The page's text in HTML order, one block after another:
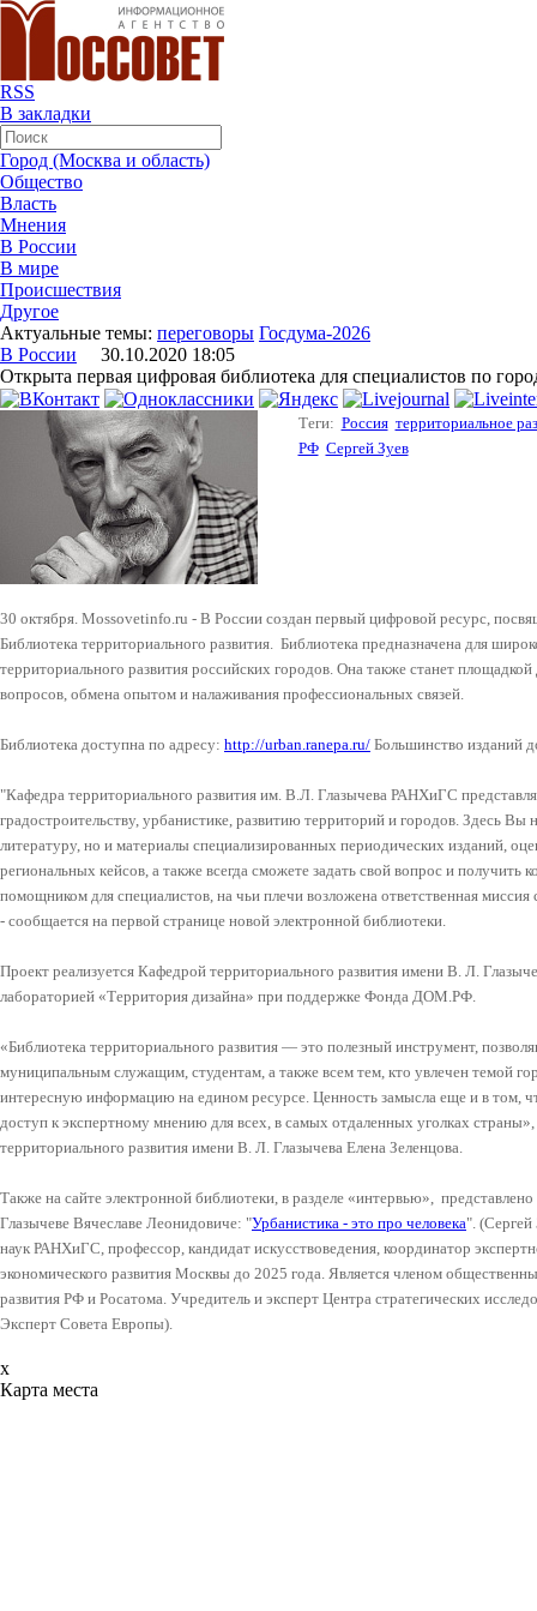
RSS
В закладки
Город (Москва и область)
Общество
Власть
Мнения
В России
В мире
Происшествия
Другое
Актуальные темы: переговоры Госдума-2026
В России 30.10.2020 18:05
Открыта первая цифровая библиотека для специалистов по
Теги: Россия территориальное
РФ Сергей Зуев
30 октября. Mossovetinfo.ru - В России создан первый цифровой ресурс,
Библиотека территориального развития. Библиотека предназначена для
территориального развития российских городов. Она также станет
вопросов, обмена опытом и налаживания профессиональных связей.
Библиотека доступна по адресу: http://urban.ranepa.ru/ Большинство изданий
"Кафедра территориального развития им. В.Л. Глазычева РАНХиГС
градостроительству, урбанистике, развитию территорий и городов. Здесь Вы
литературу, но и материалы специализированных периодических изданий,
региональных кейсов, а также всегда сможете задать свой вопрос и получить
помощником для специалистов, на чьи плечи возложена ответственная
- сообщается на первой странице новой электронной библиотеки.
Проект реализуется Кафедрой территориального развития имени В. Л.
лабораторией «Территория дизайна» при поддержке Фонда ДОМ.РФ.
«Библиотека территориального развития — это полезный инструмент,
муниципальным служащим, студентам, а также всем тем, кто увлечен темой
интересную информацию на едином ресурсе. Ценность замысла еще и в том,
доступ к экспертному мнению для всех, в самых отдаленных уголках
территориального развития имени В. Л. Глазычева Елена Зеленцова.
Также на сайте электронной библиотеки, в разделе «интервью»,
Глазычеве Вячеславе Леонидовиче: "Урбанистика - это про человека".
наук РАНХиГС, профессор, кандидат искусствоведения, координатор
экономического развития Москвы до 2025 года. Является членом
развития РФ и Росатома. Учредитель и эксперт Центра стратегических
Эксперт Совета Европы).
x
Карта места